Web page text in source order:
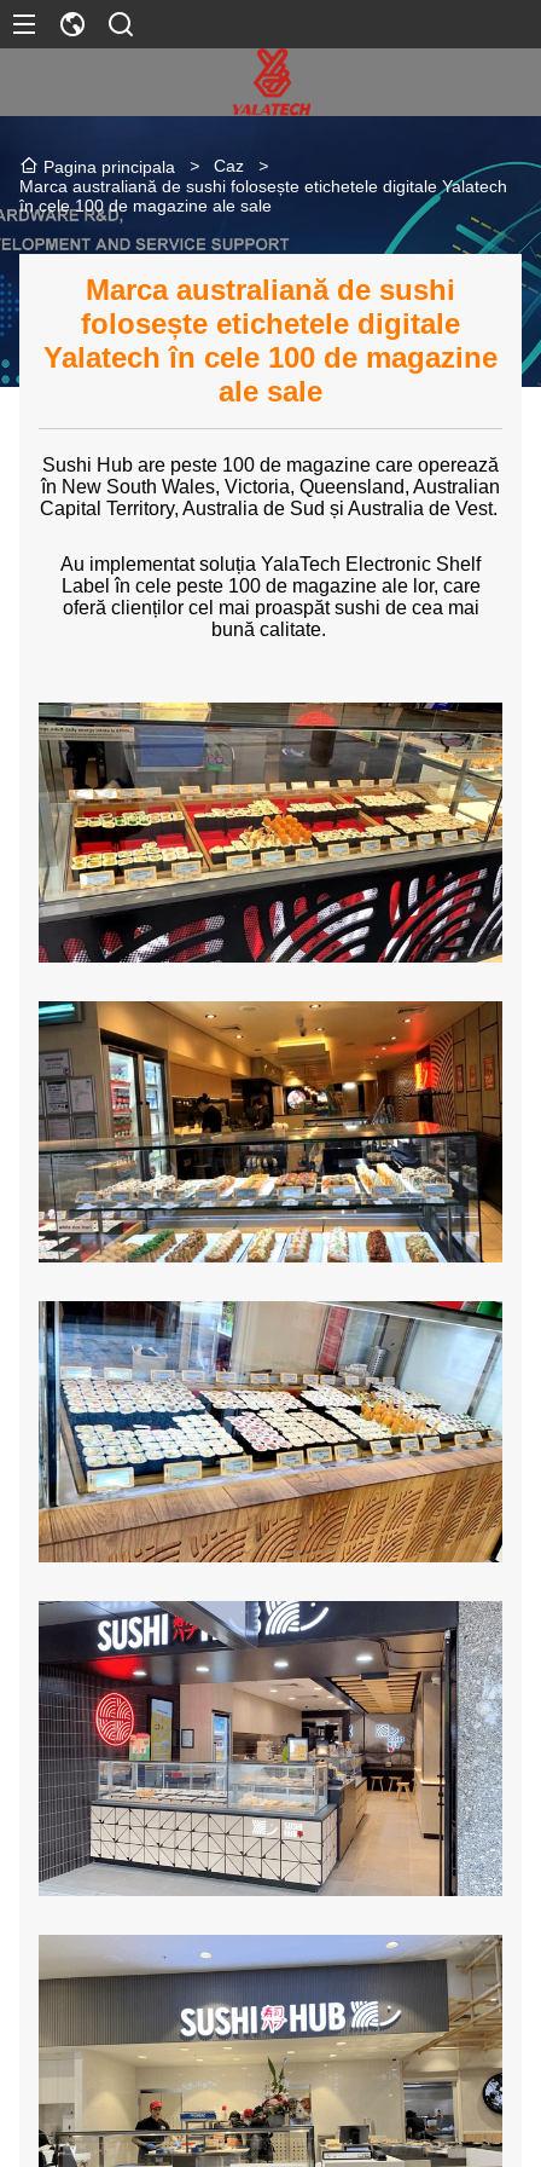
Pagina principala > Caz
>
Marca australiană de sushi folosește etichetele digitale Yalatech
în cele 100 de magazine ale sale
Marca australiană de sushi
folosește etichetele digitale
Yalatech în cele 100 de magazine
ale sale
Sushi Hub are peste 100 de magazine care operează
în New South Wales, Victoria, Queensland, Australian
Capital Territory, Australia de Sud și Australia de Vest.
Au implementat soluția YalaTech Electronic Shelf
Label în cele peste 100 de magazine ale lor, care
oferă clienților cel mai proaspăt sushi de cea mai
bună calitate.